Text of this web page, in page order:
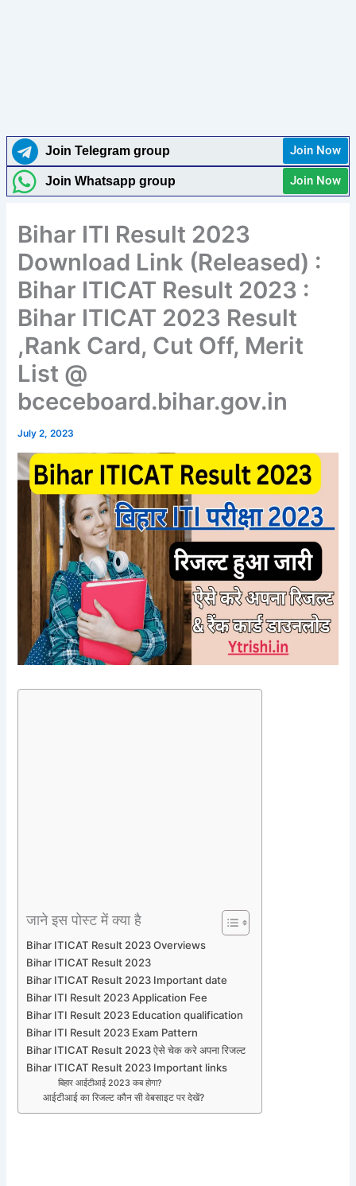
Join Telegram group Join Now
Join Whatsapp group Join Now
Bihar ITI Result 2023
Download Link (Released) :
Bihar ITICAT Result 2023 :
Bihar ITICAT 2023 Result
,Rank Card, Cut Off, Merit
List @
bceceboard.bihar.gov.in
July 2, 2023
जाने इस पोस्ट में क्या है
Bihar ITICAT Result 2023 Overviews
Bihar ITICAT Result 2023
Bihar ITICAT Result 2023 Important date
Bihar ITI Result 2023 Application Fee
Bihar ITI Result 2023 Education qualification
Bihar ITI Result 2023 Exam Pattern
Bihar ITICAT Result 2023 ऐसे चेक करे अपना रिजल्ट
Bihar ITICAT Result 2023 Important links
बिहार आईटीआई 2023 कब होगा?
आईटीआई का रिजल्ट कौन सी वेबसाइट पर देखें?